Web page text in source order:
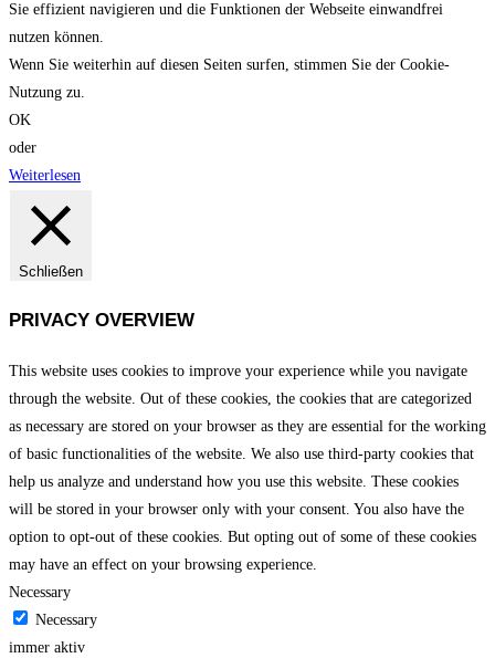
Sie effizient navigieren und die Funktionen der Webseite einwandfrei
nutzen können.
Wenn Sie weiterhin auf diesen Seiten surfen, stimmen Sie der Cookie-
Nutzung zu.
OK
oder
Weiterlesen
Schließen
PRIVACY OVERVIEW
This website uses cookies to improve your experience while you navigate
through the website. Out of these cookies, the cookies that are categorized
as necessary are stored on your browser as they are essential for the working
of basic functionalities of the website. We also use third-party cookies that
help us analyze and understand how you use this website. These cookies
will be stored in your browser only with your consent. You also have the
option to opt-out of these cookies. But opting out of some of these cookies
may have an effect on your browsing experience.
Necessary
Necessary
immer aktiv